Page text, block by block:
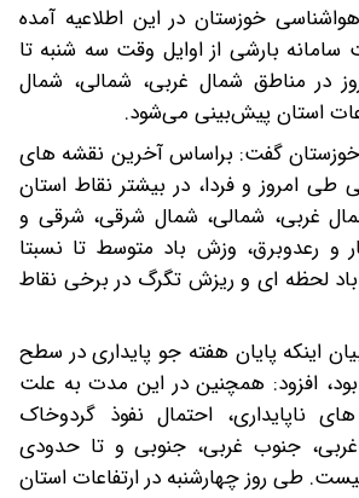
خوزستان در این اطلاعیه آمده
بارشی از اوایل وقت سه شنبه تا
در مناطق شمال غربی، شمالی، شمال
استان پیش‌بینی می‌شود.
گفت: براساس آخرین نقشه های
امروز و فردا، در بیشتر نقاط استان
غربی، شمالی، شمال شرقی، شرقی و
و رعدوبرق، وزش باد متوسط تا نسبتا
لحظه ای و ریزش تگرگ در برخی نقاط
اینکه پایان هفته جو پایداری در سطح
افزود: همچنین در این مدت به علت
ناپایداری، احتمال نفوذ گردوخاک
جنوب غربی، جنوبی و تا حدودی
طی روز چهارشنبه در ارتفاعات استان